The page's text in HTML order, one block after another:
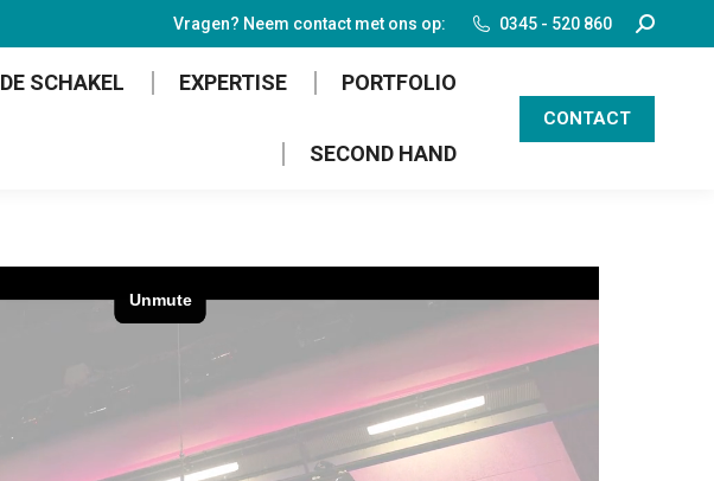
Vragen? Neem contact met ons op: 0345 - 520 860 Search:
DE SCHAKEL EXPERTISE PORTFOLIO
SECOND HAND
CONTACT